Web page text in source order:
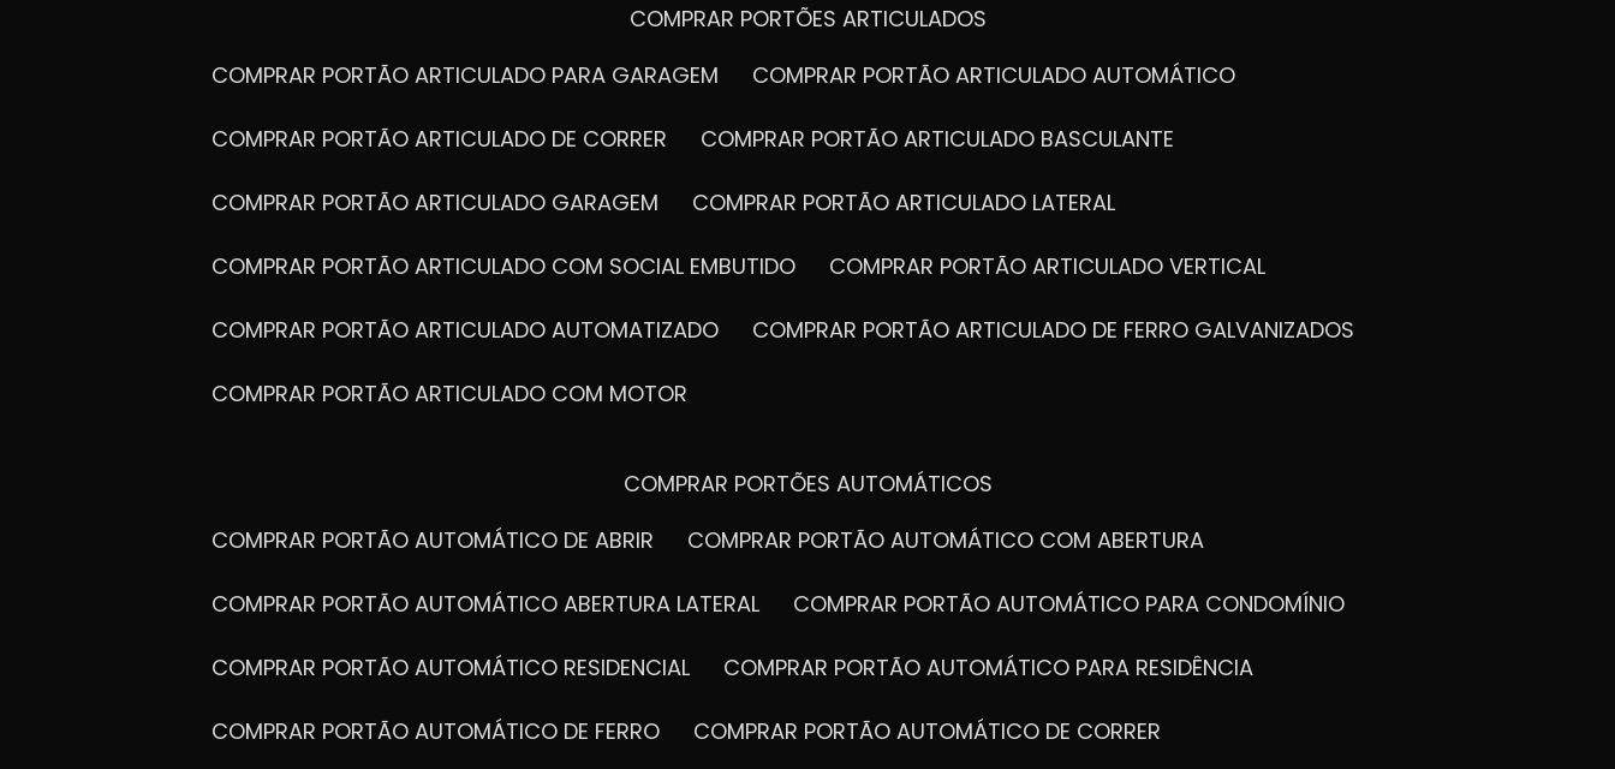
COMPRAR PORTÕES ARTICULADOS
COMPRAR PORTÃO ARTICULADO PARA GARAGEM
COMPRAR PORTÃO ARTICULADO AUTOMÁTICO
COMPRAR PORTÃO ARTICULADO DE CORRER COMPRAR PORTÃO ARTICULADO BASCULANTE
COMPRAR PORTÃO ARTICULADO GARAGEM COMPRAR PORTÃO ARTICULADO LATERAL
COMPRAR PORTÃO ARTICULADO COM SOCIAL EMBUTIDO COMPRAR PORTÃO ARTICULADO VERTICAL
COMPRAR PORTÃO ARTICULADO AUTOMATIZADO COMPRAR PORTÃO ARTICULADO DE FERRO GALVANIZADOS
COMPRAR PORTÃO ARTICULADO COM MOTOR
COMPRAR PORTÕES AUTOMÁTICOS
COMPRAR PORTÃO AUTOMÁTICO DE ABRIR
COMPRAR PORTÃO AUTOMÁTICO COM ABERTURA
COMPRAR PORTÃO AUTOMÁTICO ABERTURA LATERAL COMPRAR PORTÃO AUTOMÁTICO PARA CONDOMÍNIO
COMPRAR PORTÃO AUTOMÁTICO RESIDENCIAL COMPRAR PORTÃO AUTOMÁTICO PARA RESIDÊNCIA
COMPRAR PORTÃO AUTOMÁTICO DE FERRO COMPRAR PORTÃO AUTOMÁTICO DE CORRER